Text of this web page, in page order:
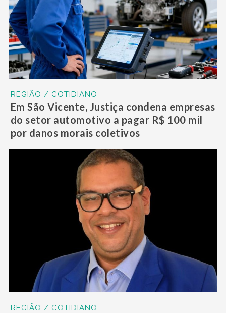
REGIÃO / COTIDIANO
Em São Vicente, Justiça condena empresas
do setor automotivo a pagar R$ 100 mil
por danos morais coletivos
REGIÃO / COTIDIANO